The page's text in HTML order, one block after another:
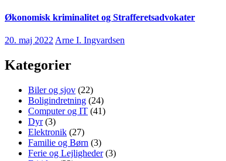
Økonomisk kriminalitet og Strafferetsadvokater
20. maj 2022 Arne I. Ingvardsen
Kategorier
Biler og sjov (22)
Boligindretning (24)
Computer og IT (41)
Dyr(3)
Elektronik (27)
Familie og Børn (3)
Ferie og Lejligheder(3)